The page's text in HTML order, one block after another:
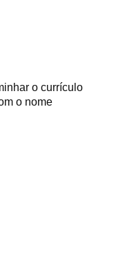
o currículo
o nome